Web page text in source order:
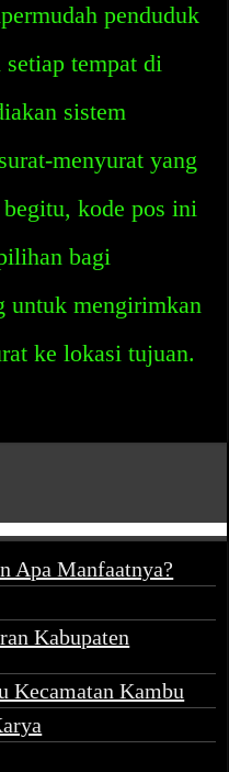
penduduk
tempat di
sistem
menyurat yang
kode pos ini
bagi
untuk mengirimkan
ke lokasi tujuan.
Apa Manfaatnya?
Kabupaten
Kecamatan Kambu